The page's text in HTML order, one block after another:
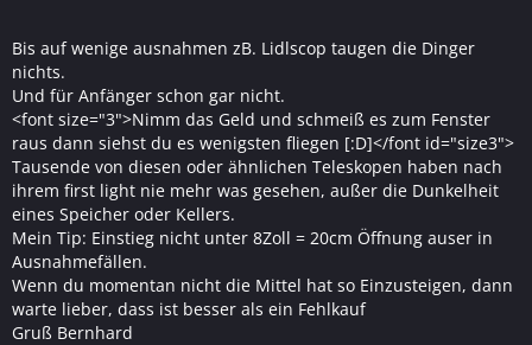
Bis auf wenige ausnahmen zB. Lidlscop taugen die Dinger
nichts.
Und für Anfänger schon gar nicht.
<font size="3">Nimm das Geld und schmeiß es zum Fenster
raus dann siehst du es wenigsten fliegen [:D]</font id="size3">
Tausende von diesen oder ähnlichen Teleskopen haben nach
ihrem first light nie mehr was gesehen, außer die Dunkelheit
eines Speicher oder Kellers.
Mein Tip: Einstieg nicht unter 8Zoll = 20cm Öffnung auser in
Ausnahmefällen.
Wenn du momentan nicht die Mittel hat so Einzusteigen, dann
warte lieber, dass ist besser als ein Fehlkauf
Gruß Bernhard